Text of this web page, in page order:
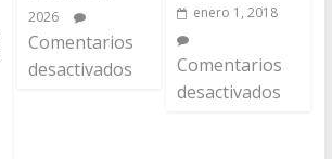
2026
Comentarios
desactivados
enero 1, 2018
Comentarios
desactivados